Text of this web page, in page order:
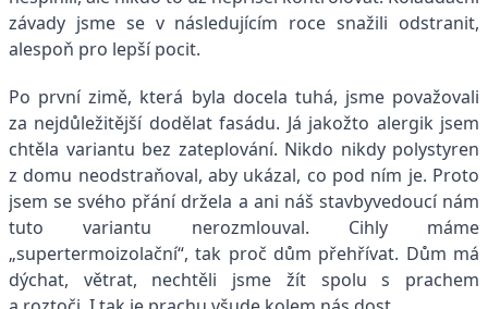
závady jsme se v následujícím roce snažili odstranit,
alespoň pro lepší pocit.
Po první zimě, která byla docela tuhá, jsme považovali
za nejdůležitější dodělat fasádu. Já jakožto alergik jsem
chtěla variantu bez zateplování. Nikdo nikdy polystyren
z domu neodstraňoval, aby ukázal, co pod ním je. Proto
jsem se svého přání držela a ani náš stavbyvedoucí nám
tuto variantu nerozmlouval. Cihly máme
„supertermoizolační“, tak proč dům přehřívat. Dům má
dýchat, větrat, nechtěli jsme žít spolu s prachem